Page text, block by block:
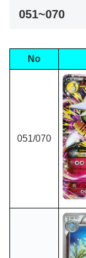
051~070
No
051/070